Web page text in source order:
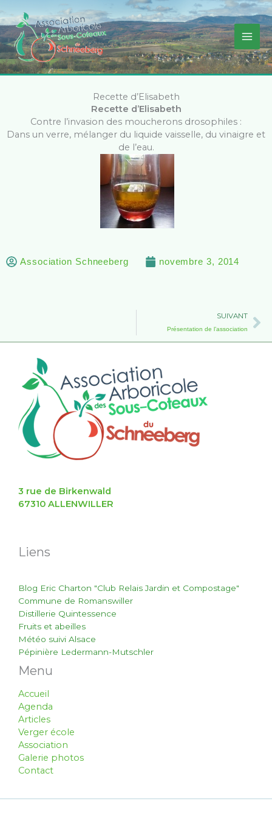
au
contenu
Recette d’Elisabeth
Recette d’Elisabeth
Contre l’invasion des moucherons drosophiles :
Dans un verre, mélanger du liquide vaisselle, du vinaigre et
de l’eau.
Association Schneeberg novembre 3, 2014
SUIVANT
Présentation de l’association
3 rue de Birkenwald
67310 ALLENWILLER
Liens
Blog Eric Charton "Club Relais Jardin et Compostage"
Commune de Romanswiller
Distillerie Quintessence
Fruits et abeilles
Météo suivi Alsace
Pépinière Ledermann-Mutschler
Menu
Accueil
Agenda
Articles
Verger école
Association
Galerie photos
Contact